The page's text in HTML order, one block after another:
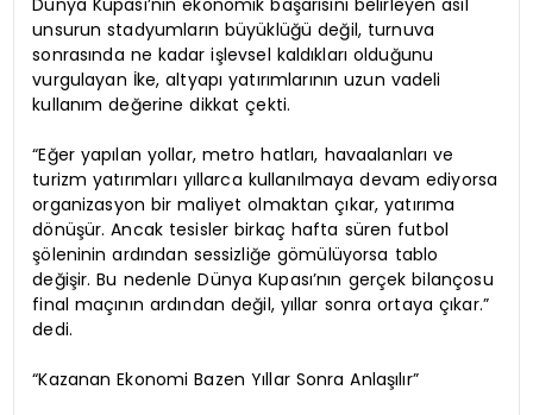
unsurun stadyumların büyüklüğü değil, turnuva
sonrasında ne kadar işlevsel kaldıkları olduğunu
vurgulayan İke, altyapı yatırımlarının uzun vadeli
kullanım değerine dikkat çekti.
“Eğer yapılan yollar, metro hatları, havaalanları ve
turizm yatırımları yıllarca kullanılmaya devam ediyorsa
organizasyon bir maliyet olmaktan çıkar, yatırıma
dönüşür. Ancak tesisler birkaç hafta süren futbol
şöleninin ardından sessizliğe gömülüyorsa tablo
değişir. Bu nedenle Dünya Kupası’nın gerçek bilançosu
final maçının ardından değil, yıllar sonra ortaya çıkar.”
dedi.
“Kazanan Ekonomi Bazen Yıllar Sonra Anlaşılır”